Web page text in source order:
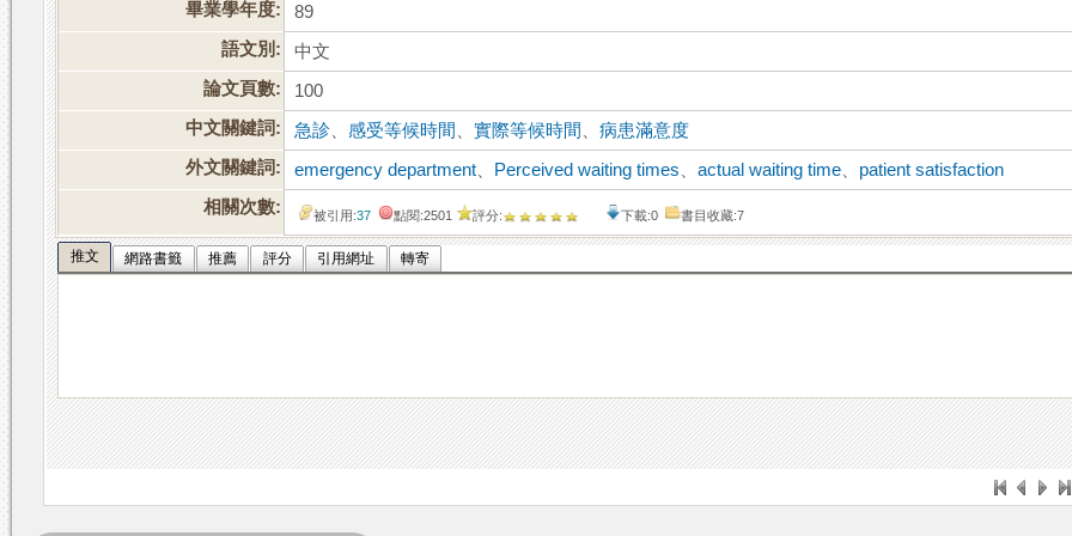
畢業學年度:
89
語文別:
中文
論文頁數:
100
中文關鍵詞:
急診 、感受等候時間 、實際等候時間 、病患滿意度
外文關鍵詞:
emergency department Perceived waiting times 、actual waiting time
patient satisfaction
相關次數:
被引用:37 點閱:2501 評分: 下載:0 書目收藏:7
推文 網路書籤 推薦 評分 引用網址 轉寄